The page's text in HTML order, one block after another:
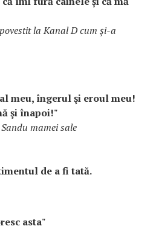
la Kanal D cum şi-a
meu, îngerul şi eroul meu!
şi înapoi!"
mamei sale
de a fi tată.
asta"